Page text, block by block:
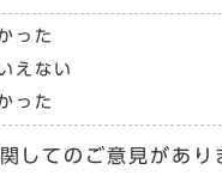
った
えない
った
してのご意見があり